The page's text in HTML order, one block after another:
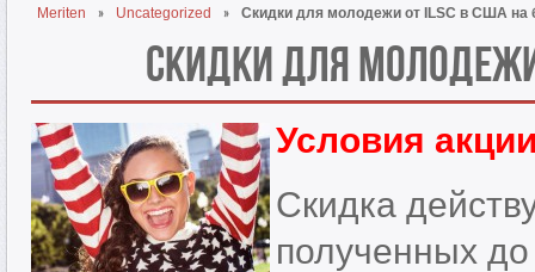
Meriten Uncategorized Скидки для молодежи от ILSC в США на
Скидки для молодежи
Условия
Скидка
полученных